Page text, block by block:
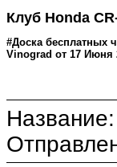
Клуб Honda
#Доска бесплатных
Vinograd от 17 Июня
Название: